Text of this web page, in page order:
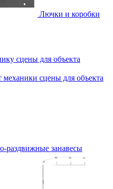
Лючки и коробки
сцены для объекта
механики сцены для объекта
раздвижные занавесы